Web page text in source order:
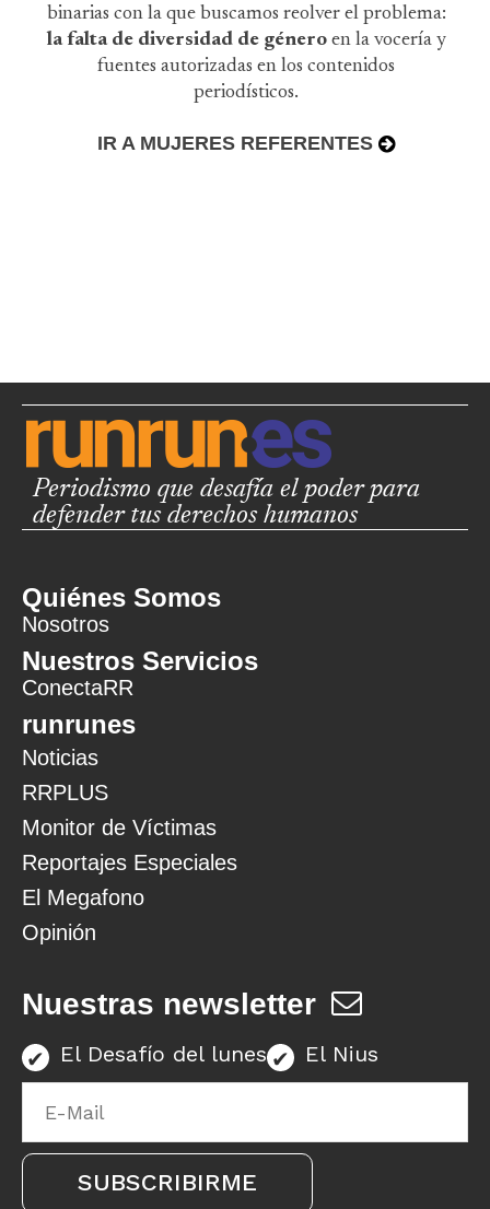
binarias con la que buscamos reolver el problema:
la falta de diversidad de género en la vocería y
fuentes autorizadas en los contenidos
periodísticos.
IR A MUJERES REFERENTES
Periodismo que desafía el poder para
defender tus derechos humanos
Quiénes Somos
Nosotros
Nuestros Servicios
ConectaRR
runrunes
Noticias
RRPLUS
Monitor de Víctimas
Reportajes Especiales
El Megafono
Opinión
Nuestras newsletter
El Desafío del lunes El Nius